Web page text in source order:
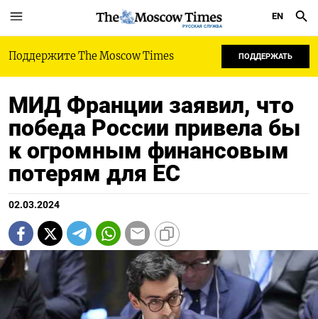
РУССКАЯ СЛУЖБА
EN
Поддержите The Moscow Times ПОДДЕРЖАТЬ
МИД Франции заявил, что
победа России привела бы
к огромным финансовым
потерям для ЕС
02.03.2024